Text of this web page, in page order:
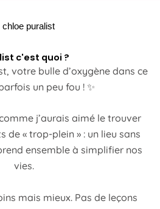
c'est quoi ?
votre bulle d’oxygène dans ce
un peu fou ! ✨
j’aurais aimé le trouver
de « trop-plein » : un lieu sans
ensemble à simplifier nos
vies.
mais mieux. Pas de leçons